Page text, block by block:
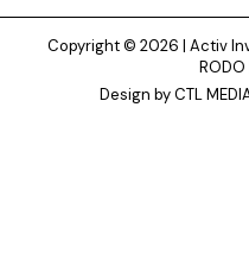
Copyright © 2026 | Activ
RODO
Design by CTL